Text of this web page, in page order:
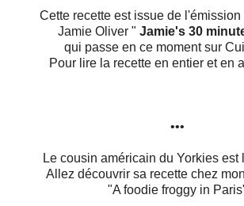
Cette recette est issue de
Jamie Oliver " Jamie's 30
qui passe en ce moment sur
Pour lire la recette en entier et en
•••
Le cousin américain du Yorkies est
Allez découvrir sa recette chez
"A foodie froggy in